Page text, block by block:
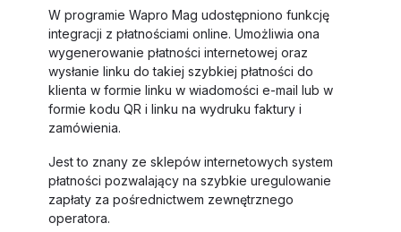
W programie Wapro Mag udostępniono funkcję
integracji z płatnościami online. Umożliwia ona
wygenerowanie płatności internetowej oraz
wysłanie linku do takiej szybkiej płatności do
klienta w formie linku w wiadomości e-mail lub w
formie kodu QR i linku na wydruku faktury i
zamówienia.
Jest to znany ze sklepów internetowych system
płatności pozwalający na szybkie uregulowanie
zapłaty za pośrednictwem zewnętrznego
operatora.